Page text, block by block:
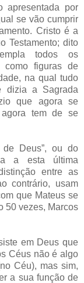
apresentada por
se vão cumprir
Cristo é a
Testamento; dito
todos os
como figuras de
na qual tudo
dizia a Sagrada
que agora se
tem de se
de Deus”, ou do
a esta última
entre as
contrário, usam
que Mateus se
50 vezes, Marcos
em Deus que
Céus não é algo
Céu), mas sim,
a sua função de